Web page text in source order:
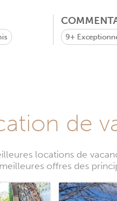
9+
de
locations de
meilleures offres des